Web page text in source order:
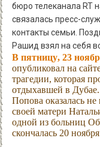
бюро телеканала RT
связалась пресс-
контакты семьи.
Рашид взял на себя
В пятницу, 23
опубликовал на
трагедии, которая
отдыхавшей в
Попова оказалась не
своей матери
одной из больниц
скончалась 20